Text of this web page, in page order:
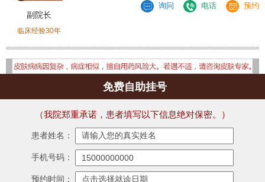
副院长
临床经验30年
询问
电话 预约
免费自助挂号
（我院郑重承诺，患者填写以下信息绝对保密。）
患者姓名：
手机号码：
预约时间：